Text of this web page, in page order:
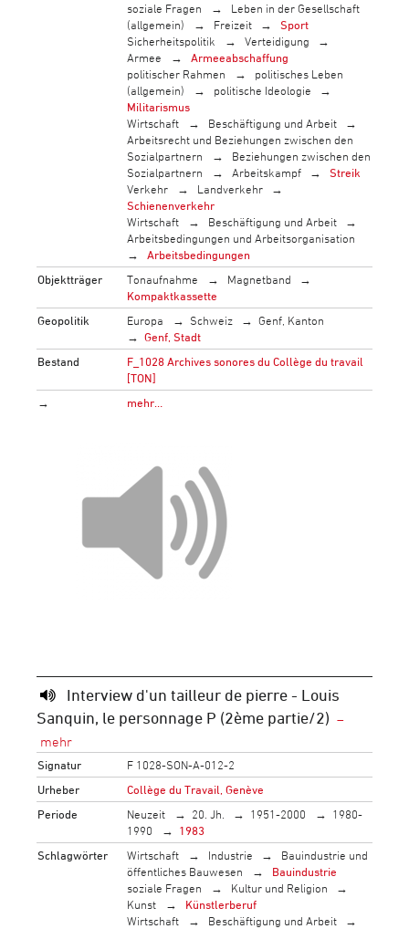
soziale Fragen
Leben in der Gesellschaft
(allgemein)
Freizeit
Sport
Sicherheitspolitik
Verteidigung
Armee
Armeeabschaffung
politischer Rahmen
politisches Leben
(allgemein)
politische Ideologie
Militarismus
Wirtschaft
Beschäftigung und Arbeit
Arbeitsrecht und Beziehungen zwischen den
Sozialpartnern
Beziehungen zwischen den
Sozialpartnern
Arbeitskampf
Streik
Verkehr
Landverkehr
Schienenverkehr
Wirtschaft
Beschäftigung und Arbeit
Arbeitsbedingungen und Arbeitsorganisation
Arbeitsbedingungen
Objektträger
Tonaufnahme
Magnetband
Kompaktkassette
Geopolitik
Europa Schweiz
Genf, Kanton
Genf, Stadt
Bestand
F_1028 Archives sonores du Collège du travail
[TON]
→
mehr…
Interview d'un tailleur de pierre - Louis
Sanquin, le personnage P (2ème partie/2)
Signatur
F 1028-SON-A-012-2
Urheber
Collège du Travail, Genève
Periode
Neuzeit 20. Jh. 1951-2000
1980-
1990
1983
Schlagwörter
Wirtschaft Industrie
Bauindustrie und
öffentliches Bauwesen
Bauindustrie
soziale Fragen
Kultur und Religion
Kunst
Künstlerberuf
Wirtschaft
Beschäftigung und Arbeit